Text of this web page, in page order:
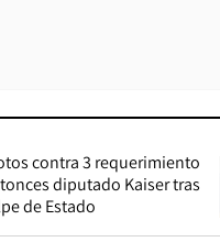
contra 3 requerimiento
diputado Kaiser tras
de Estado